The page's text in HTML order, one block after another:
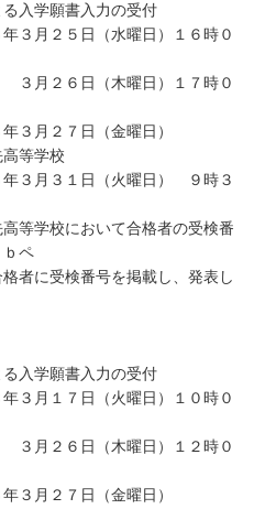
学願書入力の受付
水曜日）１６時０
日）１７時０
２７日（金曜日）
学校
月３１日（火曜日） ９時３
て合格者の受検番
ｂペ
号を掲載し、発表し
学願書入力の受付
火曜日）１０時０
日）１２時０
２７日（金曜日）